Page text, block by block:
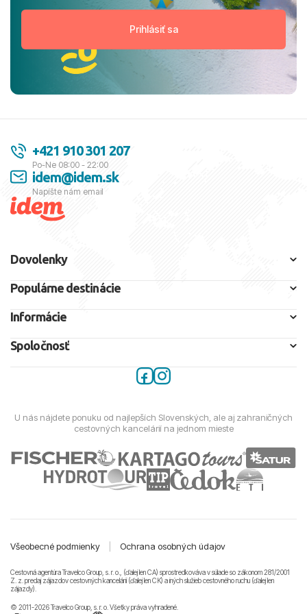
+421 910 301 207
Po-Ne 08:00 - 22:00
idem@idem.sk
Napíšte nám email
Dovolenky
Populárne destinácie
Informácie
Spoločnosť
U nás nájdete ponuku od najlepších Slovenských, ale aj zahraničných
cestovných kancelárií na jednom mieste
Všeobecné podmienky Ochrana osobných údajov
Cestovná agentúra Travelco Group, s. r. o., (ďalej len CA) sprostredkováva v súlade so zákonom 281/2001
Z. z. predaj zájazdov cestovných kancelárii (ďalej len CK) a iných služieb cestovného ruchu (ďalej len
zájazdy).
© 2011-2026 Travelco Group, s. r. o. Všetky práva vyhradené.